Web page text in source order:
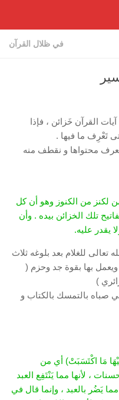
في ظلال القرآن
القرآن خَزائن ، فإذا
تَعْرِف ما فيها .
محتواها و نقطف منه
لكنز من الكنوز وهو أن كل
تلك الخزائن بيده ‏.‏ وأن
يقدر عليه.
تعالى للغلام بعد بلوغه ثلاث
ويعمل بها بقوة جد وحزم (
)
في صباه بالتمسك بالكتاب و
مَا اكْتَسَبَتْ) أي من
، لأنها مما يَنْتَفِع العبد
يَضُر بالعبد ، وإنما قال في